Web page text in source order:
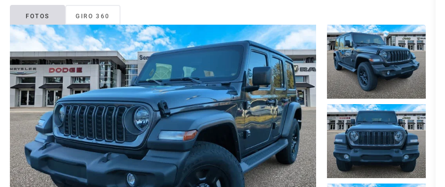
FOTOS GIRO 360